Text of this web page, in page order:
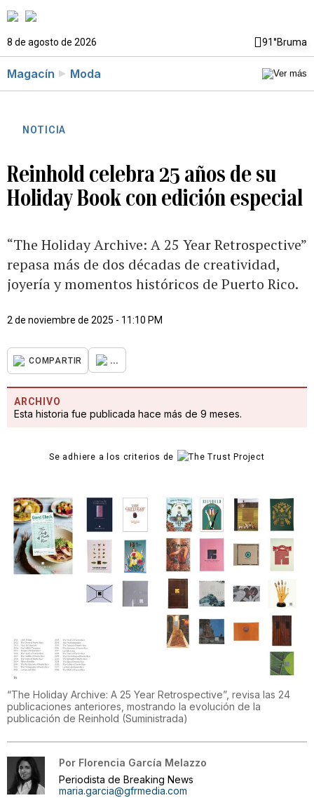
8 de agosto de 2026 91°Bruma
Magacín Moda
NOTICIA
Reinhold celebra 25 años de su
Holiday Book con edición especial
“The Holiday Archive: A 25 Year Retrospective”
repasa más de dos décadas de creatividad,
joyería y momentos históricos de Puerto Rico.
2 de noviembre de 2025 - 11:10 PM
COMPARTIR ...
ARCHIVO
Esta historia fue publicada hace más de 9 meses.
Se adhiere a los criterios de
“The Holiday Archive: A 25 Year Retrospective”, revisa las 24
publicaciones anteriores, mostrando la evolución de la
publicación de Reinhold (Suministrada)
Por Florencia García Melazzo
Periodista de Breaking News
maria.garcia@gfrmedia.com